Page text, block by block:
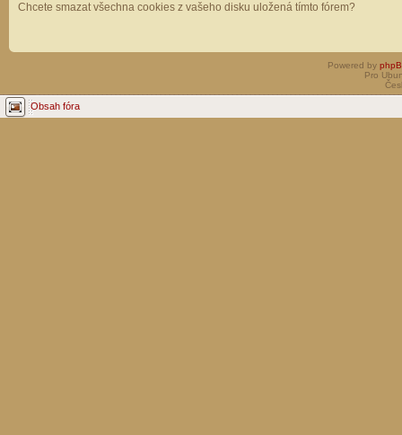
Chcete smazat všechna cookies z vašeho disku uložená tímto fórem?
Powered by
Pro
Obsah fóra